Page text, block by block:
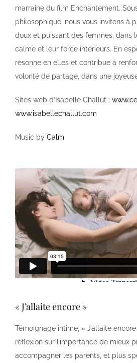
marraine du film Enchantement.
philosophique, nous vous invitons à
doux et puissant des femmes, dans
calme et leur force intérieurs. En
résonne en elles et contribue à
volonté de partage, dans une
Sites web d’Isabelle Challut :
www.isabellechallut.com
Music by Calm
« J’allaite encore »
Témoignage intime, « J’allaite
réflexion sur l’importance de mieux
accompagner les parents, et plus